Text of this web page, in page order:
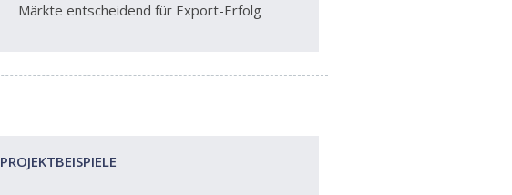
Märkte entscheidend für Export-Erfolg
PROJEKTBEISPIELE